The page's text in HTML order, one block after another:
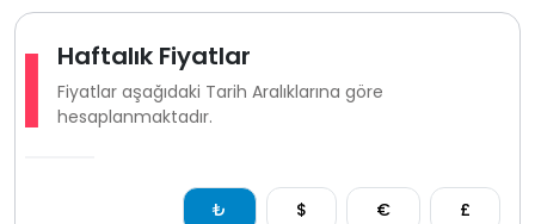
Haftalık Fiyatlar
Fiyatlar aşağıdaki Tarih Aralıklarına göre
hesaplanmaktadır.
₺ $ € £